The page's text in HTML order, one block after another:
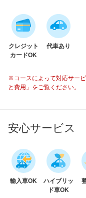
クレジット
カードOK
代車あり
※コースによって対応サー
と費用」をご覧ください。
安心サービス
輸入車OK
ハイブリッ
ド車OK